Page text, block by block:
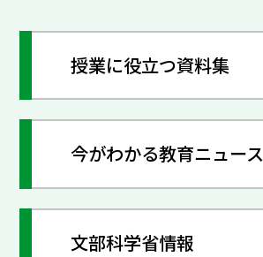
授業に役立つ資料集
今がわかる教育ニュース
文部科学省情報